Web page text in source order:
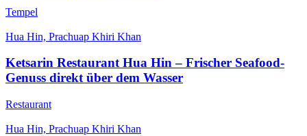
Tempel
Hua Hin, Prachuap Khiri Khan
Ketsarin Restaurant Hua Hin – Frischer Seafood-
Genuss direkt über dem Wasser
Restaurant
Hua Hin, Prachuap Khiri Khan